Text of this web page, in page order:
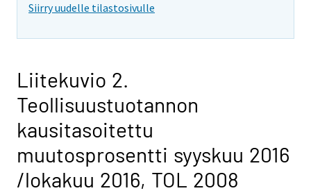
Siirry uudelle tilastosivulle
Liitekuvio 2.
Teollisuustuotannon
kausitasoitettu
muutosprosentti syyskuu 2016
/lokakuu 2016, TOL 2008